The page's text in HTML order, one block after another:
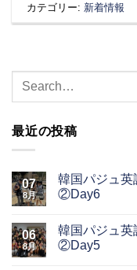
カテゴリー: 新着情報
最近の投稿
07
8月
韓国パジュ英
②Day6
06
8月
韓国パジュ英
②Day5